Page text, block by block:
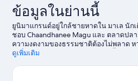
ข้อมูลในย่านนี้
ยูนิมาแกรนด์อยู่ใกล้ชายหาดใน มาเล นัก
ชอบ Chaandhanee Magu และ ตลาดปล
ความงดงามของธรรมชาติต้องไม่พลาด
ค อยากสนุกแบบชุ่มฉ่ำใช่ไหม ดำน้ำสน็อก
มาเล
ดูเพิ่มเติม